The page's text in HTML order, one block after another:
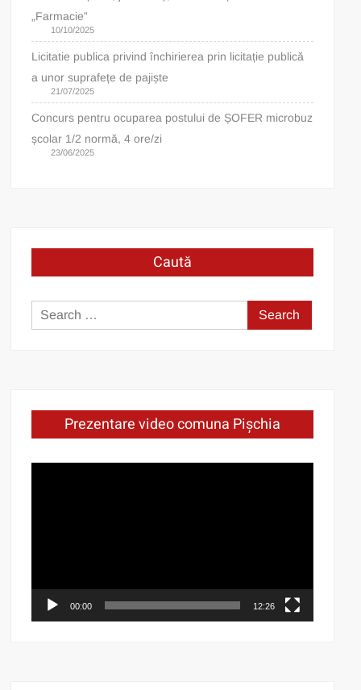
„Farmacie”
10/10/2025
Licitatie publica privind închirierea prin licitație publică
a unor suprafețe de pajiște
21/07/2025
Concurs pentru ocuparea postului de ȘOFER microbuz
școlar 1/2 normă, 4 ore/zi
23/06/2025
Caută
Search
for:
Prezentare video comuna Pișchia
00:00 12:26